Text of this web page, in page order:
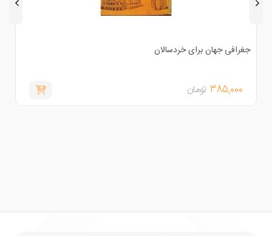
جهان برای خردسالان
385,000 تومان